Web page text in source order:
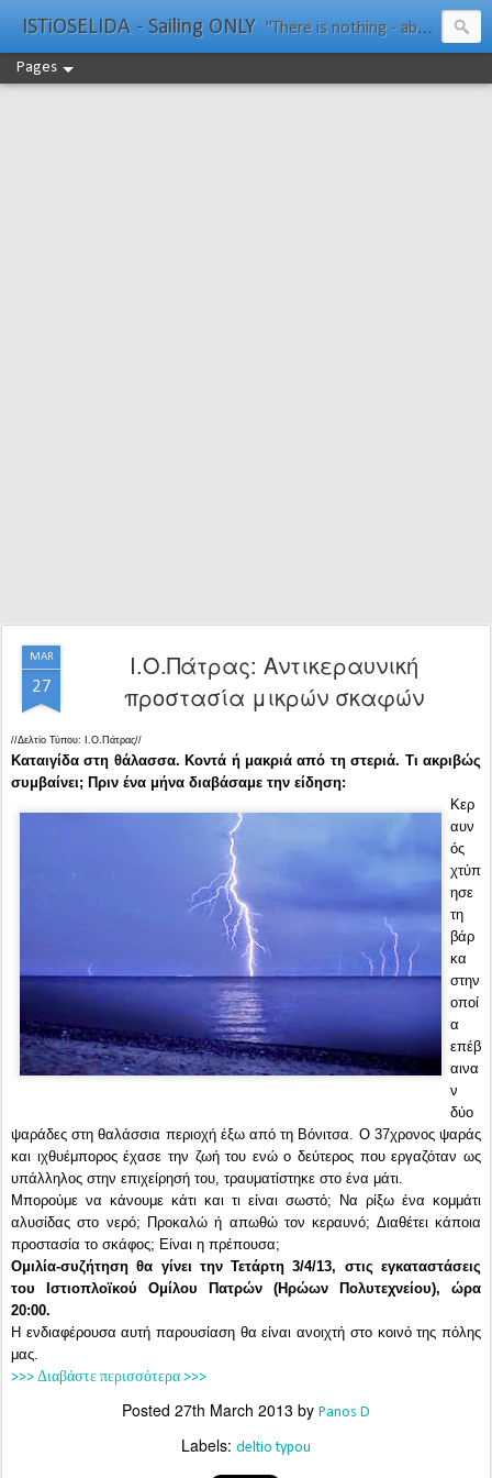
ISTiOSELIDA - Sailing ONLY "There is nothing - absolutely nothing - half so much worth doing as simply messing about in boats." Water Rat, Kenneth Grahame
Pages
MAR
27
Ι.Ο.Πάτρας: Αντικεραυνική
προστασία μικρών σκαφών
//Δελτίο Τύπου: Ι.Ο.Πάτρας//
Καταιγίδα στη θάλασσα. Κοντά ή μακριά από τη στεριά. Τι ακριβώς
συμβαίνει; Πριν ένα μήνα διαβάσαμε την είδηση:
Κερ
αυν
ός
χτύπ
ησε
τη
βάρ
κα
στην
οποί
α
επέβ
αινα
ν
δύο
ψαράδες στη θαλάσσια περιοχή έξω από τη Βόνιτσα. Ο 37χρονος ψαράς
και ιχθυέμπορος έχασε την ζωή του ενώ ο δεύτερος που εργαζόταν ως
υπάλληλος στην επιχείρησή του, τραυματίστηκε στο ένα μάτι.
Μπορούμε να κάνουμε κάτι και τι είναι σωστό; Να ρίξω ένα κομμάτι
αλυσίδας στο νερό; Προκαλώ ή απωθώ τον κεραυνό; Διαθέτει κάποια
προστασία το σκάφος; Είναι η πρέπουσα;
Ομιλία-συζήτηση θα γίνει την Τετάρτη 3/4/13, στις εγκαταστάσεις
του Ιστιοπλοϊκού Ομίλου Πατρών (Ηρώων Πολυτεχνείου), ώρα
20:00.
Η ενδιαφέρουσα αυτή παρουσίαση θα είναι ανοιχτή στο κοινό της πόλης
μας.
>>> Διαβάστε περισσότερα >>>
Posted 27th March 2013 by Panos D
Labels: deltio typou